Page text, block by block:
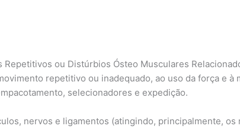
ou Distúrbios Ósteo Musculares
repetitivo ou inadequado, ao uso da força e
selecionadores e expedição.
nervos e ligamentos (atingindo, principalmente,